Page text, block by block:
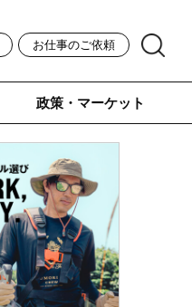
お仕事のご依頼
政策・マーケット